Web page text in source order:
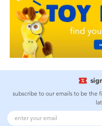
subscribe to our emails to be the